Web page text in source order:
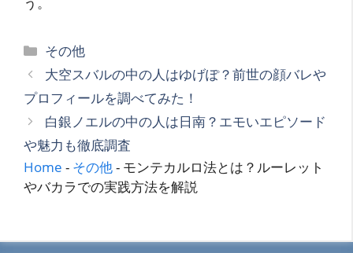
カ
テ
リ
ー
その他
大空スバルの中の人はゆげぽ？前世の顔バレや
プロフィールを調べてみた！
白銀ノエルの中の人は日南？エモいエピソード
や魅力も徹底調査
Home - その他- モンテカルロ法とは？ルーレット
やバカラでの実践方法を解説